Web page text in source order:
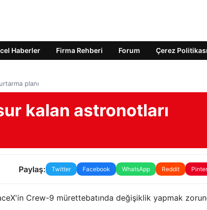
Haberler Firma Rehberi Forum Çerez Politikası
planı
kalan astronotları
Paylaş: Twitter Facebook WhatsApp Reddit
Crew-9 mürettebatında değişiklik yapmak